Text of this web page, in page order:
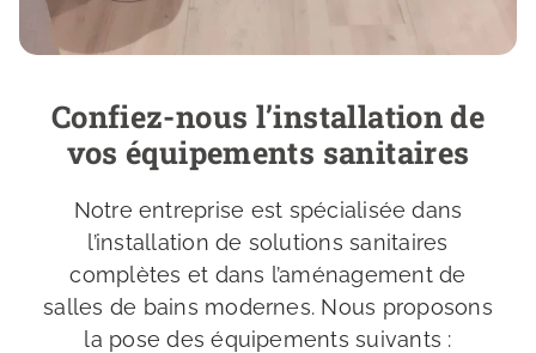
Confiez-nous l’installation de
vos équipements sanitaires
Notre entreprise est spécialisée dans
l’installation de solutions sanitaires
complètes et dans l’aménagement de
salles de bains modernes. Nous proposons
la pose des équipements suivants :